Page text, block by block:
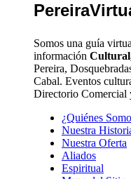
Somos una guía
información
Pereira,
Cabal. Eventos
Directorio Comercial
¿Quiénes
Nuestra
Nuestra Oferta
Aliados
Espiritual